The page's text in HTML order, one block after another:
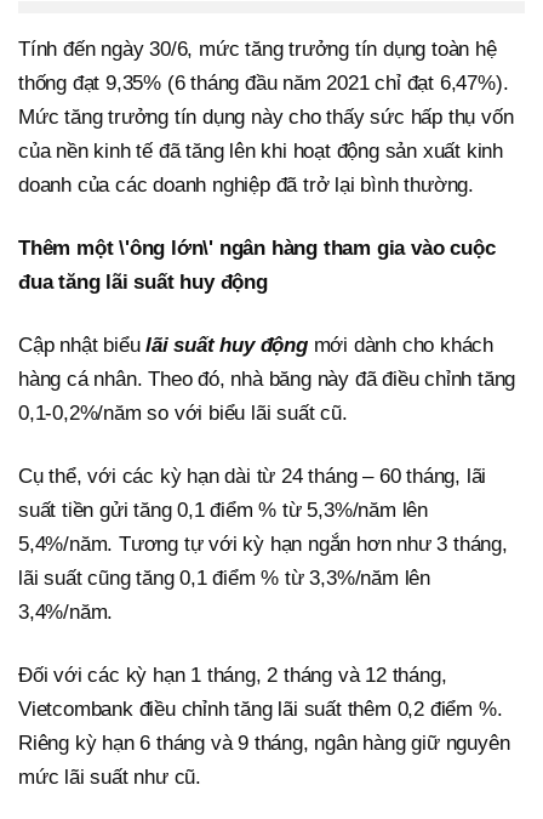
Tính đến ngày 30/6, mức tăng trưởng tín dụng toàn hệ
thống đạt 9,35% (6 tháng đầu năm 2021 chỉ đạt 6,47%).
Mức tăng trưởng tín dụng này cho thấy sức hấp thụ vốn
của nền kinh tế đã tăng lên khi hoạt động sản xuất kinh
doanh của các doanh nghiệp đã trở lại bình thường.
Thêm một \'ông lớn\' ngân hàng tham gia vào cuộc
đua tăng lãi suất huy động
Cập nhật biểulãi suất huy độngmới dành cho khách
hàng cá nhân. Theo đó, nhà băng này đã điều chỉnh tăng
0,1-0,2%/năm so với biểu lãi suất cũ.
Cụ thể, với các kỳ hạn dài từ 24 tháng – 60 tháng, lãi
suất tiền gửi tăng 0,1 điểm % từ 5,3%/năm lên
5,4%/năm. Tương tự với kỳ hạn ngắn hơn như 3 tháng,
lãi suất cũng tăng 0,1 điểm % từ 3,3%/năm lên
3,4%/năm.
Đối với các kỳ hạn 1 tháng, 2 tháng và 12 tháng,
Vietcombank điều chỉnh tăng lãi suất thêm 0,2 điểm %.
Riêng kỳ hạn 6 tháng và 9 tháng, ngân hàng giữ nguyên
mức lãi suất như cũ.